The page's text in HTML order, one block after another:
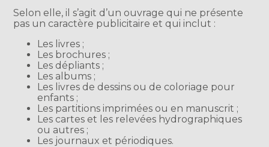
Selon elle, il s’agit d’un ouvrage qui ne présente
pas un caractère publicitaire et qui inclut :
Les livres ;
Les brochures ;
Les dépliants ;
Les albums ;
Les livres de dessins ou de coloriage pour
enfants ;
Les partitions imprimées ou en manuscrit ;
Les cartes et les relevées hydrographiques
ou autres ;
Les journaux et périodiques.